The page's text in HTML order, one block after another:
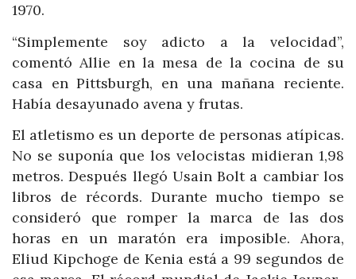
1970.
“Simplemente soy adicto a la velocidad”,
comentó Allie en la mesa de la cocina de su
casa en Pittsburgh, en una mañana reciente.
Había desayunado avena y frutas.
El atletismo es un deporte de personas atípicas.
No se suponía que los velocistas midieran 1,98
metros. Después llegó Usain Bolt a cambiar los
libros de récords. Durante mucho tiempo se
consideró que romper la marca de las dos
horas en un maratón era imposible. Ahora,
Eliud Kipchoge de Kenia está a 99 segundos de